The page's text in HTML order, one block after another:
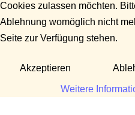
Cookies zulassen möchten.
Ablehnung womöglich nicht
Seite zur Verfügung stehen.
Akzeptieren
Weitere